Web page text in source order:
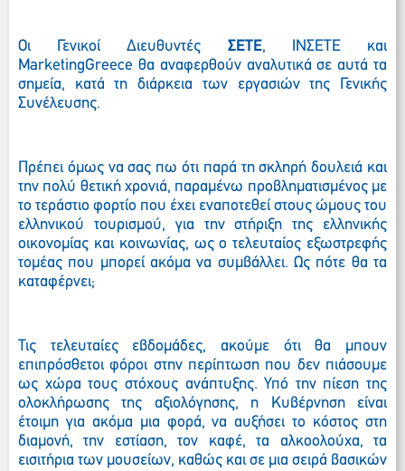
Οι Γενικοί Διευθυντές ΣΕΤΕ, ΙΝΣΕΤΕ και
MarketingGreece θα αναφερθούν αναλυτικά σε αυτά τα
σημεία, κατά τη διάρκεια των εργασιών της Γενικής
Συνέλευσης.
Πρέπει όμως να σας πω ότι παρά τη σκληρή δουλειά και
την πολύ θετική χρονιά, παραμένω προβληματισμένος με
το τεράστιο φορτίο που έχει εναποτεθεί στους ώμους του
ελληνικού τουρισμού, για την στήριξη της ελληνικής
οικονομίας και κοινωνίας, ως ο τελευταίος εξωστρεφής
τομέας που μπορεί ακόμα να συμβάλλει. Ως πότε θα τα
καταφέρνει;
Τις τελευταίες εβδομάδες, ακούμε ότι θα μπουν
επιπρόσθετοι φόροι στην περίπτωση που δεν πιάσουμε
ως χώρα τους στόχους ανάπτυξης. Υπό την πίεση της
ολοκλήρωσης της αξιολόγησης, η Κυβέρνηση είναι
έτοιμη για ακόμα μια φορά, να αυξήσει το κόστος στη
διαμονή, την εστίαση, τον καφέ, τα αλκοολούχα, τα
εισιτήρια των μουσείων, καθώς και σε μια σειρά βασικών